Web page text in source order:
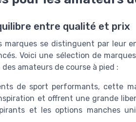
entre qualité et prix
se distinguent par leur
Voici une sélection de
amateurs de course à pied :
de sport performants, cette
et offrent une grande
et les options manches